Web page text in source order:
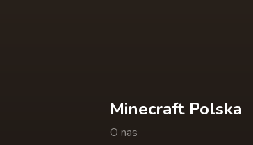
Minecraft Polska
O nas